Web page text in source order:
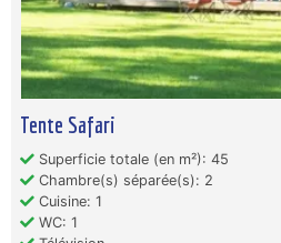
Tente Safari
Superficie totale (en m²): 45
Chambre(s) séparée(s): 2
Cuisine: 1
WC: 1